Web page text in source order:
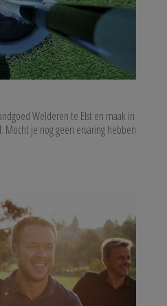
Welderen te Elst en maak in
Mocht je nog geen ervaring hebben